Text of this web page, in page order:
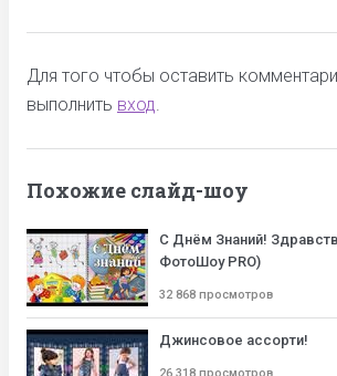
Для того чтобы оставить
выполнить вход.
Похожие слайд-шоу
С Днём Знаний!
ФотоШоу PRO)
32 868 просмотров
Джинсовое ассорти!